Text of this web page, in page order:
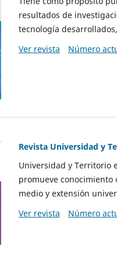
resultados de
tecnología
Ver revista
Número
Revista Universidad y
Universidad y Territorio
promueve
medio y extensión
Ver revista
Número